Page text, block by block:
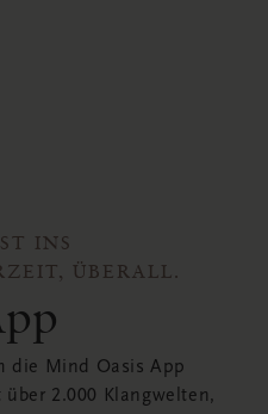
INS
ÜBERALL.
die Mind Oasis App
2.000 Klangwelten,